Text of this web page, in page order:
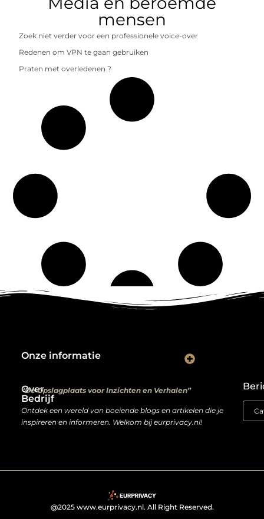
mensen
Zoek niet verder voor een professionele voice-over
Redenen om VPN te gaan gebruiken
Praten met overledenen ?
Over
Bedrijf
“De Opslagplaats voor Inzichten en Verhalen”
Ontdek een wereld van boeiende blogs en artikelen die je
inspireren en informeren. Welkom bij eurprivacy.nl!
Onze informatie
@2025 www.eurprivacy.nl. All Right Reserved.